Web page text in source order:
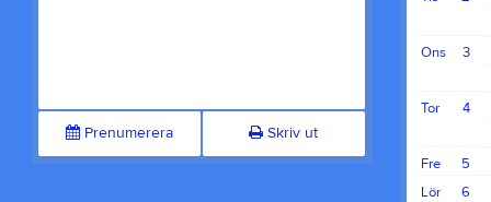
Prenumerera Skriv ut
3
Ons
4
Tor
5
Fre
6
Lör